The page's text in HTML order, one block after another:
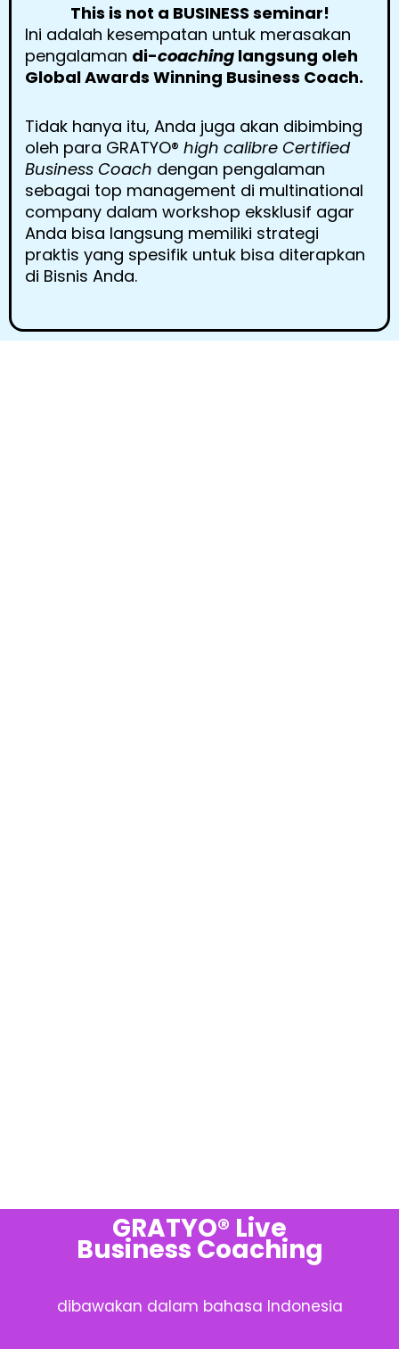
This is not a BUSINESS seminar!
Ini adalah kesempatan untuk merasakan
pengalaman di-coaching langsung oleh
Global Awards Winning Business Coach.
Tidak hanya itu, Anda juga akan dibimbing
oleh para GRATYO® high calibre Certified
Business Coach dengan pengalaman
sebagai top management di multinational
company dalam workshop eksklusif agar
Anda bisa langsung memiliki strategi
praktis yang spesifik untuk bisa diterapkan
di Bisnis Anda.
GRATYO® Live
Business Coaching
dibawakan dalam bahasa Indonesia​